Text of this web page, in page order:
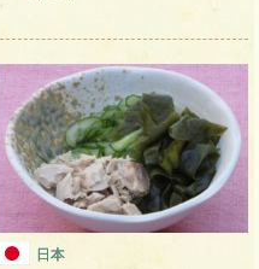
日本